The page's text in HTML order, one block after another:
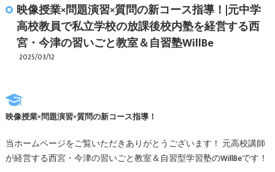
映像授業×問題演習×質問の新コース指導！|元中学
高校教員で私立学校の放課後校内塾を経営する西
宮・今津の習いごと教室＆自習塾WillBe
2025/03/12
映像授業×問題演習×質問の新コース指導！
当ホームページをご覧いただきありがとうございます！ 元高校講師
が経営する西宮・今津の習いごと教室＆自習型学習塾のWillBeです！